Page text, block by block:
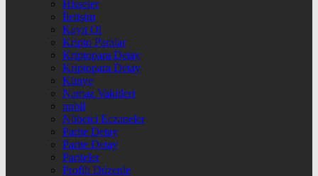
Hisseler
İletişim
Kayıt Ol
Kripto Paralar
Kriptopara Detay
Kriptopara Detay
Künye
Namaz Vakitleri
nnbil
Nöbetçi Eczaneler
Parite Detay
Parite Detay
Pariteler
Profili Düzenle